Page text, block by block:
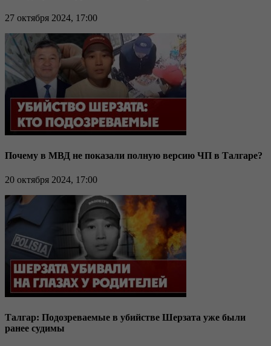
27 октября 2024, 17:00
Почему в МВД не показали полную версию ЧП в Талгаре?
20 октября 2024, 17:00
Талгар: Подозреваемые в убийстве Шерзата уже были
ранее судимы